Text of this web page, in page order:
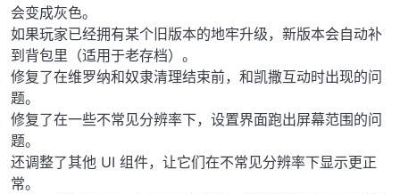
会变成灰色。
如果玩家已经拥有某个旧版本的地牢升级，新版本会自动补
到背包里（适用于老存档）。
修复了在维罗纳和奴隶清理结束前，和凯撒互动时出现的问
题。
修复了在一些不常见分辨率下，设置界面跑出屏幕范围的问
题。
还调整了其他 UI 组件，让它们在不常见分辨率下显示更正
常。